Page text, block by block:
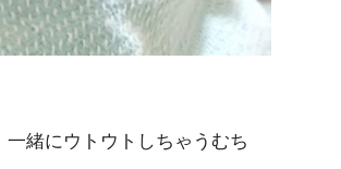
緒にウトウトしちゃうむち